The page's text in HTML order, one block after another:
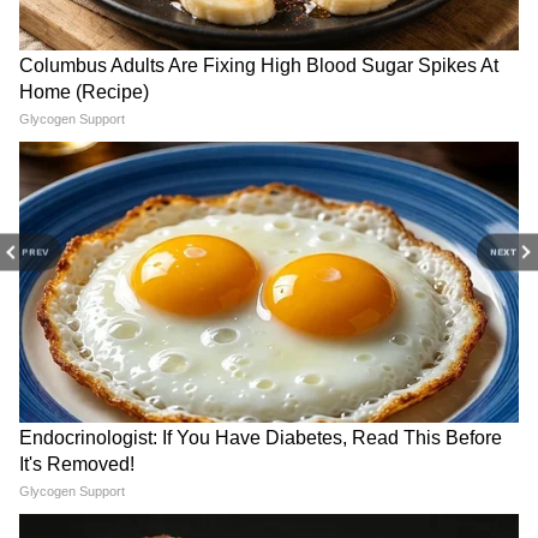
PREV NEXT
Related Articles
Govt Job News: কেন্দ্র অধীনস্থ সংস্থায় চাকরিতে
সুবর্ণ সুযোগ, জানুন আবেদনের শেষ তারিখ
DOWNLOAD APP
RECOMMENDED STORIES